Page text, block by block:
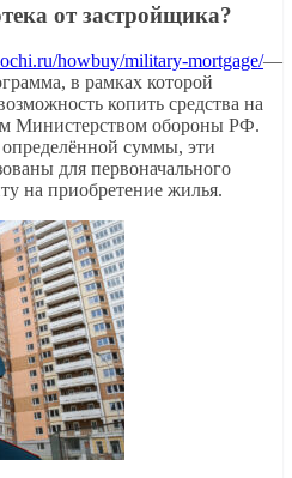
от застройщика?
howbuy/military-mortgage/—
в рамках которой
копить средства на
Министерством обороны РФ.
суммы, эти
для первоначального
на приобретение жилья.